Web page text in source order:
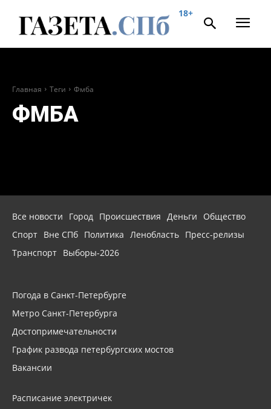
18+
Главная Теги Фмба
ФМБА
Все новости Город Происшествия Деньги
Общество
Спорт Вне СПб Политика Ленобласть Пресс-релизы
Транспорт Выборы-2026
Погода в Санкт-Петербурге
Метро Санкт-Петербурга
Достопримечательности
График развода петербургских мостов
Вакансии
Расписание электричек